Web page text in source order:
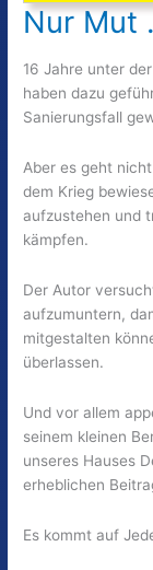
Nur Mut
16 Jahre unter
haben dazu
Sanierungsfall
Aber es geht
dem Krieg
aufzustehen und
kämpfen.
Der Autor
aufzumuntern,
mitgestalten
überlassen.
Und vor allem
seinem kleinen
unseres Hauses
erheblichen
Es kommt auf